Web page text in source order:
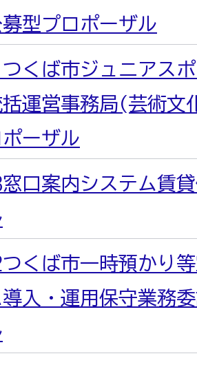
型プロポーザル
くば市ジュニアス
運営事務局(芸術文
ーザル
口案内システム賃
くば市一時預かり
入・運用保守業務